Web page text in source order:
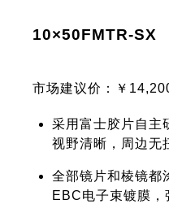
10×50FMTR-SX
市场建议价：￥
采用富士胶片自主
视野清晰，周边无
全部镜片和棱镜都
EBC电子束镀膜，